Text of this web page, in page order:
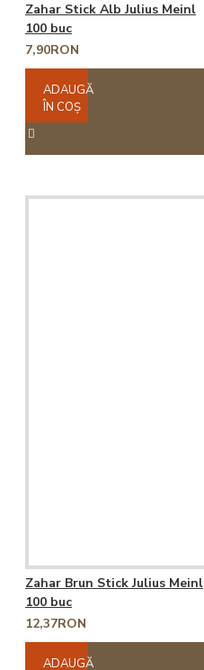
Zahar Stick Alb Julius Meinl
100 buc
7,90RON
ADAUGĂ
ÎN COŞ
Zahar Brun Stick Julius Meinl
100 buc
12,37RON
ADAUGĂ